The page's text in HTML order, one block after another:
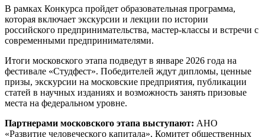
В рамках Конкурса пройдет образовательная программа,
которая включает экскурсии и лекции по истории
российского предпринимательства, мастер-классы и встречи с
современными предпринимателями.
Итоги московского этапа подведут в январе 2026 года на
фестивале «Студфест». Победителей ждут дипломы, ценные
призы, экскурсии на московские предприятия, публикации
статей в научных изданиях и возможность занять призовые
места на федеральном уровне.
Партнерами московского этапа выступают: АНО
«Развитие человеческого капитала», Комитет общественных